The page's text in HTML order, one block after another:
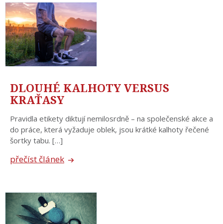
DLOUHÉ KALHOTY VERSUS
KRAŤASY
Pravidla etikety diktují nemilosrdně – na společenské akce a
do práce, která vyžaduje oblek, jsou krátké kalhoty řečené
šortky tabu. […]
přečíst článek